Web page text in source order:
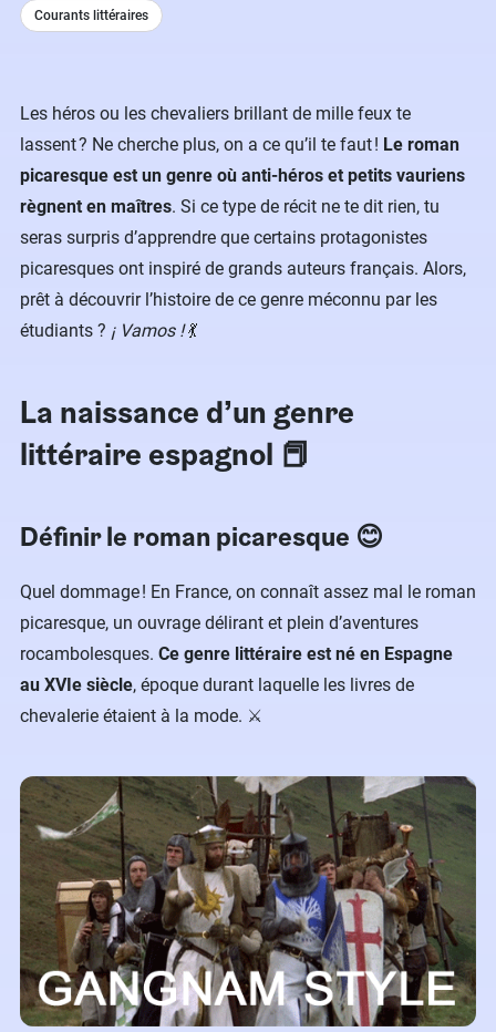
Les héros ou les chevaliers brillant de mille feux te
lassent ? Ne cherche plus, on a ce qu’il te faut ! Le roman
picaresque est un genre où anti-héros et petits vauriens
règnent en maîtres. Si ce type de récit ne te dit rien, tu
seras surpris d’apprendre que certains protagonistes
picaresques ont inspiré de grands auteurs français. Alors,
prêt à découvrir l’histoire de ce genre méconnu par les
étudiants ? ¡ Vamos !💃
La naissance d’un genre
littéraire espagnol 📕
Définir le roman picaresque 😊
Quel dommage ! En France, on connaît assez mal le roman
picaresque, un ouvrage délirant et plein d’aventures
rocambolesques. Ce genre littéraire est né en Espagne
au XVIe siècle, époque durant laquelle les livres de
chevalerie étaient à la mode. ⚔️
Courants littéraires